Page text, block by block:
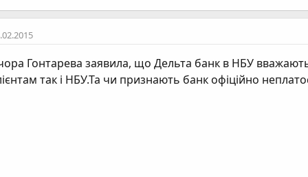
Гонтарева заявила, що Дельта банк в НБУ
так і НБУ.Та чи признають банк офіційно